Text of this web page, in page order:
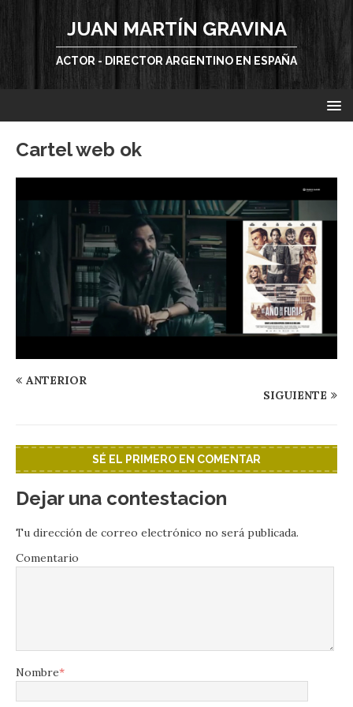
JUAN MARTÍN GRAVINA
ACTOR - DIRECTOR ARGENTINO EN ESPAÑA
Cartel web ok
ANTERIOR
SIGUIENTE
SÉ EL PRIMERO EN COMENTAR
Dejar una contestacion
Tu dirección de correo electrónico no será publicada.
Comentario
Nombre*